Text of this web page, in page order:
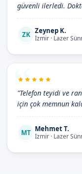
güvenli ilerledi.
ZK Zeynep K.
İzmir · Lazer
"Telefon teyidi ve
için çok memnun
MT Mehmet T.
İzmir · Lazer